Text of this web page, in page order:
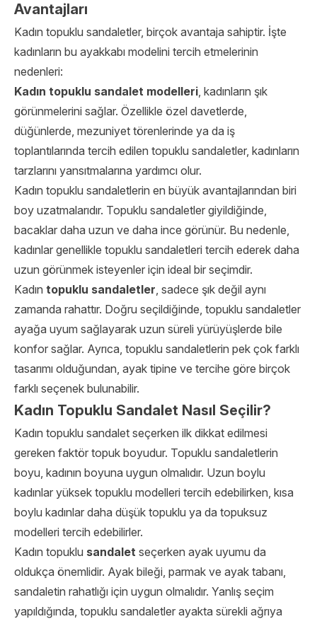
Avantajları
Kadın topuklu sandaletler, birçok avantaja sahiptir. İşte
kadınların bu ayakkabı modelini tercih etmelerinin
nedenleri:
Kadın topuklu sandalet modelleri, kadınların şık
görünmelerini sağlar. Özellikle özel davetlerde,
düğünlerde, mezuniyet törenlerinde ya da iş
toplantılarında tercih edilen topuklu sandaletler, kadınların
tarzlarını yansıtmalarına yardımcı olur.
Kadın topuklu sandaletlerin en büyük avantajlarından biri
boy uzatmalarıdır. Topuklu sandaletler giyildiğinde,
bacaklar daha uzun ve daha ince görünür. Bu nedenle,
kadınlar genellikle topuklu sandaletleri tercih ederek daha
uzun görünmek isteyenler için ideal bir seçimdir.
Kadın topuklu sandaletler, sadece şık değil aynı
zamanda rahattır. Doğru seçildiğinde, topuklu sandaletler
ayağa uyum sağlayarak uzun süreli yürüyüşlerde bile
konfor sağlar. Ayrıca, topuklu sandaletlerin pek çok farklı
tasarımı olduğundan, ayak tipine ve tercihe göre birçok
farklı seçenek bulunabilir.
Kadın Topuklu Sandalet Nasıl Seçilir?
Kadın topuklu sandalet seçerken ilk dikkat edilmesi
gereken faktör topuk boyudur. Topuklu sandaletlerin
boyu, kadının boyuna uygun olmalıdır. Uzun boylu
kadınlar yüksek topuklu modelleri tercih edebilirken, kısa
boylu kadınlar daha düşük topuklu ya da topuksuz
modelleri tercih edebilirler.
Kadın topuklu sandalet seçerken ayak uyumu da
oldukça önemlidir. Ayak bileği, parmak ve ayak tabanı,
sandaletin rahatlığı için uygun olmalıdır. Yanlış seçim
yapıldığında, topuklu sandaletler ayakta sürekli ağrıya